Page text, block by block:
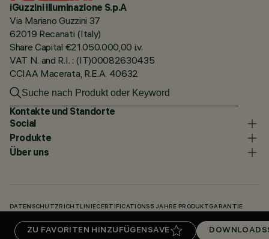
ZU FAVORITEN HINZUFÜGEN SAVE DOWNLOADS
iGuzzini illuminazione S.p.A
Via Mariano Guzzini 37
62019 Recanati (Italy)
Share Capital €21.050.000,00 i.v.
VAT N. and R.I. : (IT)00082630435
CCIAA Macerata, R.E.A. 40632
Kontakte und Standorte
Social
Produkte
Über uns
DATENSCHUTZRICHTLINIECERTIFICATIONS 5 JAHRE PRODUKTGARANTIE
UNSERE CODES KNOWLEDGE BASE (LOGIN REQUIRED) DOWNLOADS